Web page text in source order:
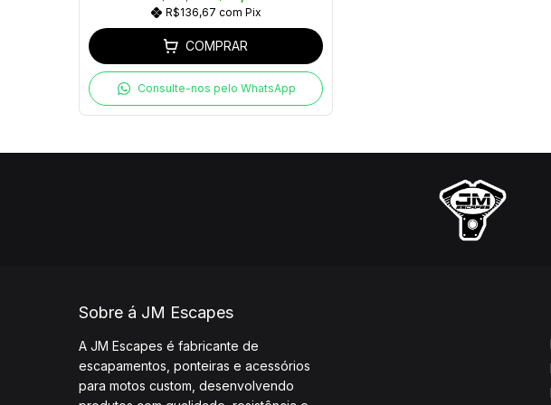
R$136,67 com Pix
COMPRAR
Consulte-nos pelo WhatsApp
Sobre á JM Escapes
A JM Escapes é fabricante de
escapamentos, ponteiras e acessórios
para motos custom, desenvolvendo